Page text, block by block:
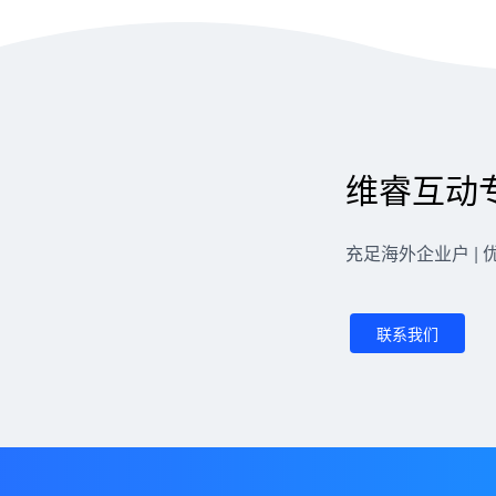
维睿互动
充足海外企业户 |
联系我们